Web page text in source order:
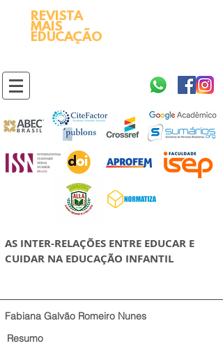
REVISTA
MAIS
EDUCAÇÃO
AS INTER-RELAÇÕES ENTRE EDUCAR E
CUIDAR NA EDUCAÇÃO INFANTIL
Fabiana Galvão Romeiro Nunes
Resumo